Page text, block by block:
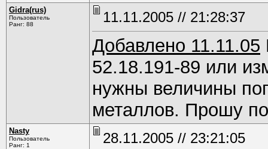
Gidra(rus)
Пользователь
Ранг: 88
11.11.2005 // 21:28:37
Добавлено 11.11.05
52.18.191-89 или
нужны величины
металлов. Прошу
Nasty
Пользователь
Ранг: 1
28.11.2005 // 23:21:05